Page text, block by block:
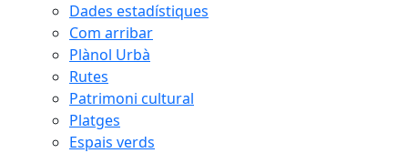
Dades estadístiques
Com arribar
Plànol Urbà
Rutes
Patrimoni cultural
Platges
Espais verds